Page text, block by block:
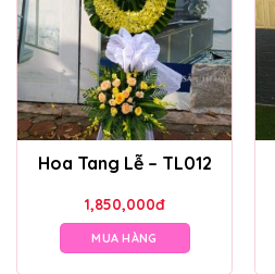
Hoa Tang Lễ – TL012
1,850,000đ
MUA HÀNG